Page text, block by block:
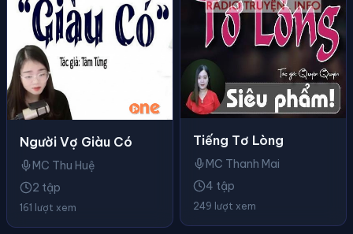
Người Vợ Giàu Có
MC Thu Huệ
2 tập
161 lượt xem
Tiếng Tơ Lòng
MC Thanh Mai
4 tập
249 lượt xem